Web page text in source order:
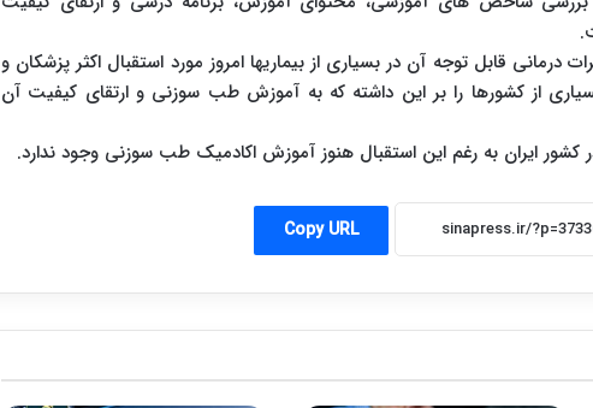
قابل توجه آن در بسیاری از بیماریها امروز مورد استقبال اکثر پزشکان و
از کشورها را بر این داشته که به آموزش طب سوزنی و ارتقای کیفیت آن
کشور ایران به رغم این استقبال هنوز آموزش اکادمیک طب سوزنی وجود ندارد.
Copy URL